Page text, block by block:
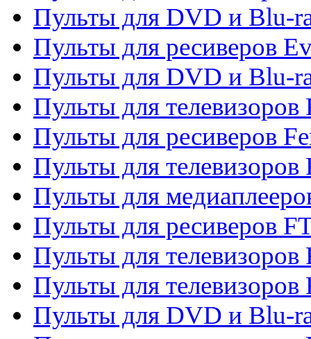
Пульты для DVD и Blu-
Пульты для ресиверов
Пульты для DVD и Blu-
Пульты для телевизоров
Пульты для ресиверов
Пульты для
Пульты для
Пульты для ресиверов
Пульты для телевизоров
Пульты для телевизоров
Пульты для DVD и Blu-